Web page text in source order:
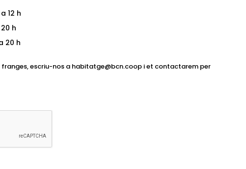
12 h
h
20 h
escriu-nos a habitatge@bcn.coop i et contactarem per